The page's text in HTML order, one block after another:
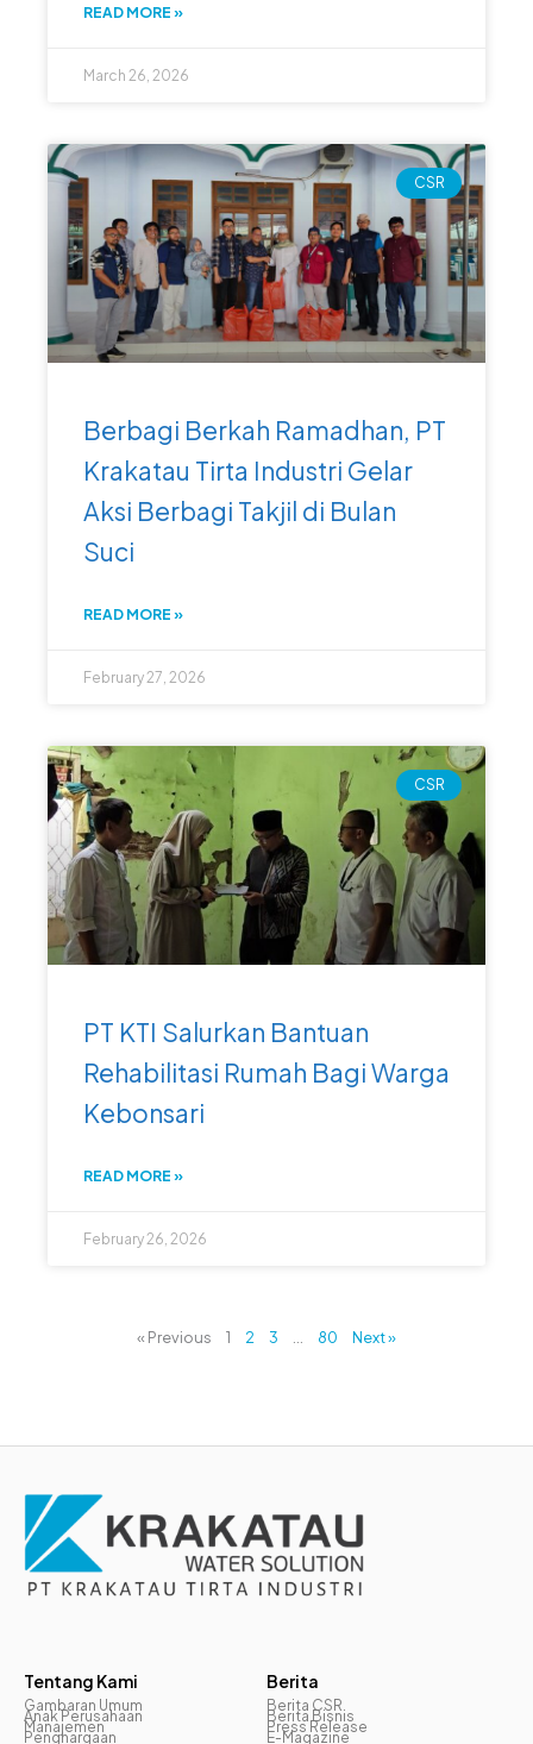
READ MORE »
March 26, 2026
CSR
Berbagi Berkah Ramadhan, PT
Krakatau Tirta Industri Gelar
Aksi Berbagi Takjil di Bulan
Suci
READ MORE »
February 27, 2026
CSR
PT KTI Salurkan Bantuan
Rehabilitasi Rumah Bagi Warga
Kebonsari
READ MORE »
February 26, 2026
« Previous 1 2 3 80 Next »
Tentang Kami
Gambaran Umum
Anak Perusahaan
Manajemen
Penghargaan
Berita
Berita CSR
Berita Bisnis
Press Release
E-Magazine